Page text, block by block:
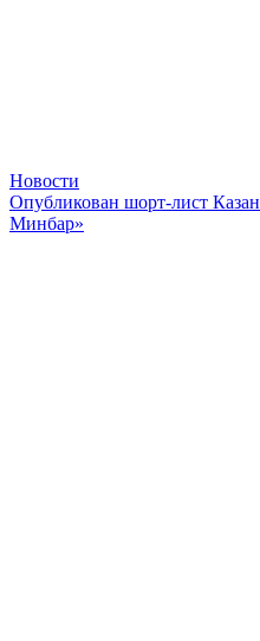
Новости
Опубликован шорт-лист
Минбар»